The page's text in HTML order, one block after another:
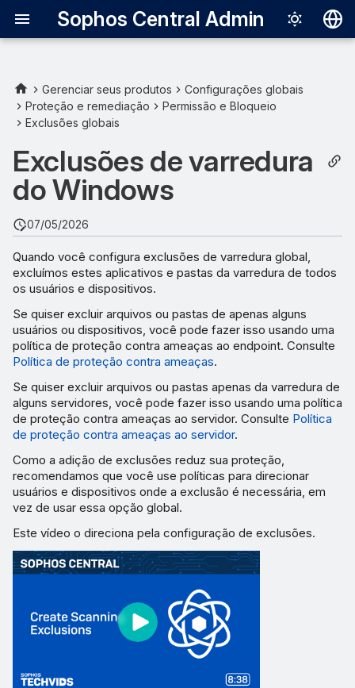
Sophos Central Admin
English
Italiano
Português
Usando exclusões de
varredura com segurança
Compartilhamentos de rede
Caracteres curinga
curinga
Gerenciar seus produtos
Configurações globais
Proteção e remediação
Permissão e Bloqueio
Exclusões globais
Exclusões de varredura
do Windows
07/05/2026
Quando você configura exclusões de varredura global,
excluímos estes aplicativos e pastas da varredura de todos
os usuários e dispositivos.
Se quiser excluir arquivos ou pastas de apenas alguns
usuários ou dispositivos, você pode fazer isso usando uma
política de proteção contra ameaças ao endpoint. Consulte
Política de proteção contra ameaças.
Se quiser excluir arquivos ou pastas apenas da varredura de
alguns servidores, você pode fazer isso usando uma política
de proteção contra ameaças ao servidor. Consulte Política
de proteção contra ameaças ao servidor.
Como a adição de exclusões reduz sua proteção,
recomendamos que você use políticas para direcionar
usuários e dispositivos onde a exclusão é necessária, em
vez de usar essa opção global.
Este vídeo o direciona pela configuração de exclusões.